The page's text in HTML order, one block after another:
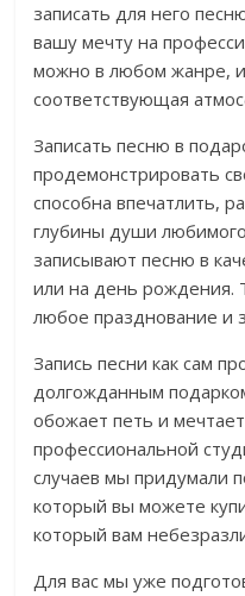
записать для него
вашу мечту на
можно в любом жанре,
соответствующая
Записать песню в
продемонстрировать
способна впечатлить,
глубины души
записывают песню в
или на день рождения.
любое празднование и
Запись песни как сам
долгожданным
обожает петь и мечтает
профессиональной
случаев мы придумали
который вы можете
который вам
Для вас мы уже